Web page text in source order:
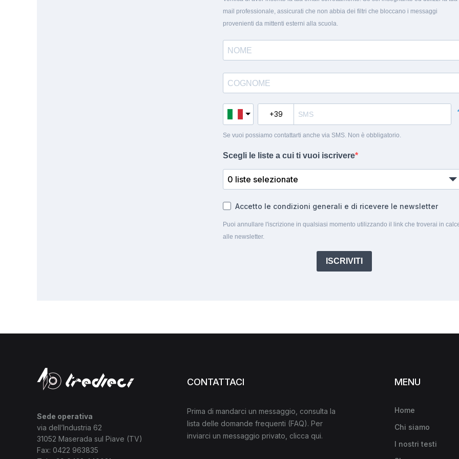
mail professionale, assicurati che non abbia dei filtri che bloccano i messaggi
provenienti da mittenti esterni alla scuola.
Se vuoi possiamo contattarti anche via SMS. Non è obbligatorio.
Scegli le liste a cui ti vuoi iscrivere
0 liste selezionate
Accetto le condizioni generali e di ricevere le newsletter
Puoi annullare l'iscrizione in qualsiasi momento utilizzando il link che troverai in
alle newsletter.
ISCRIVITI
Sede operativa
via dell’Industria 62
31052 Maserada sul Piave (TV)
Fax: 0422 963835
CONTATTACI
Prima di mandarci un messaggio, consulta la
lista delle domande frequenti (FAQ). Per
inviarci un messaggio privato, clicca qui.
MENU
Home
Chi siamo
I nostri testi